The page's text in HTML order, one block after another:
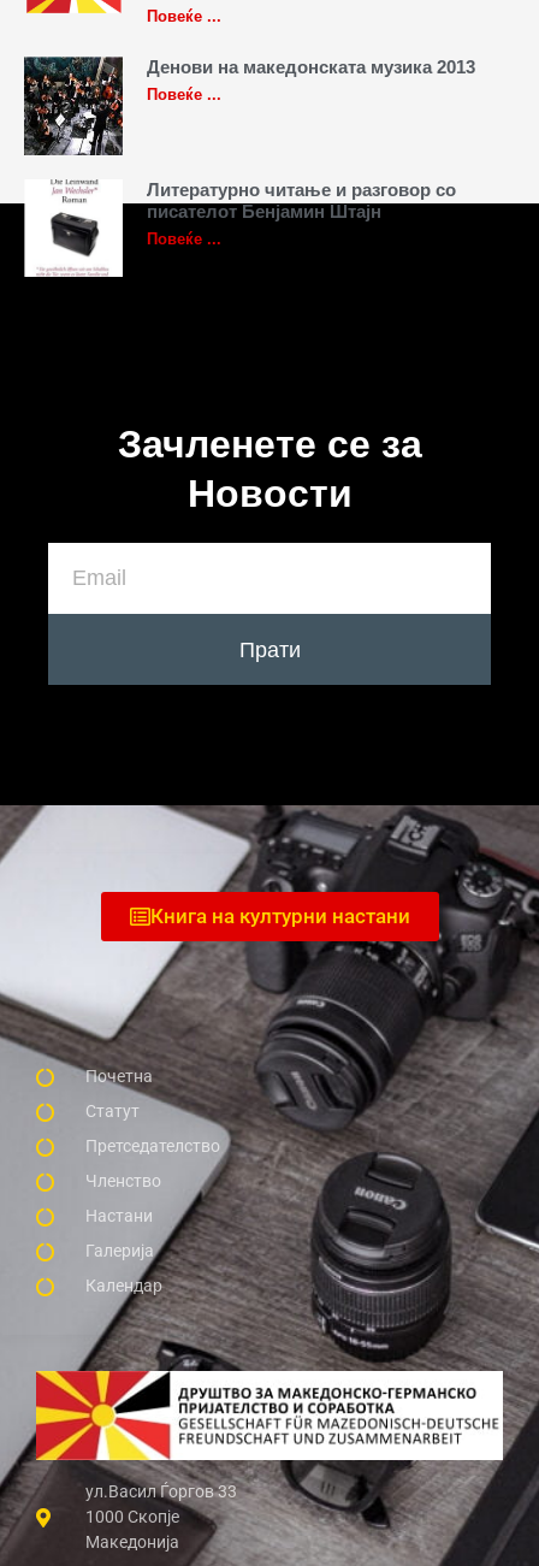
Повеќе ...
Денови на македонската музика 2013
Повеќе ...
Литературно читање и разговор со
писателот Бенјамин Штајн
Повеќе ...
Зачленете се за
Новости
Прати
ул.Васил Ѓоргов 33
1000 Скопје
Македонија
Почетна
Статут
Претседателство
Членство
Настани
Галерија
Календар
Книга на културни настани